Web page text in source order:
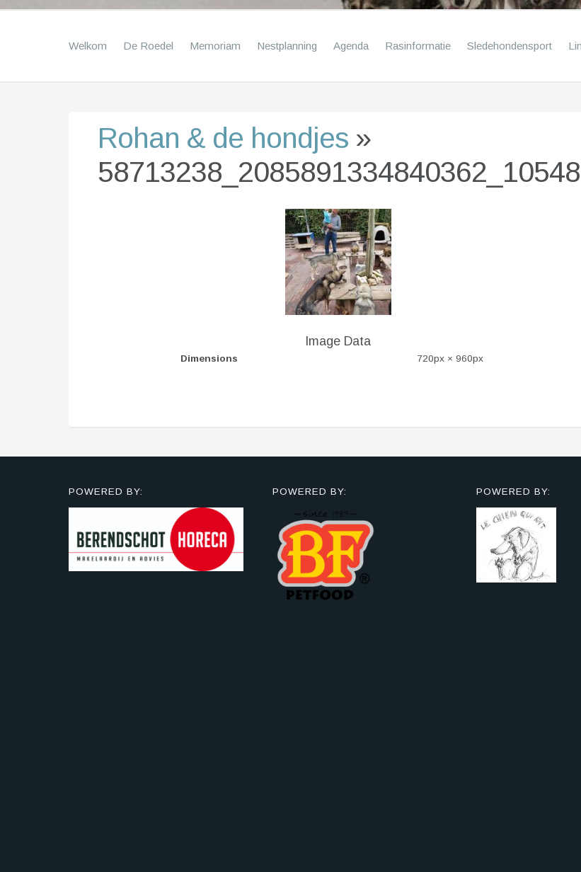
Welkom De Roedel Memoriam Nestplanning Agenda Rasinformatie Sledehondensport
Rohan & de hondjes»
Image Data
Dimensions 720px × 960px
POWERED BY: POWERED BY: POWERED BY: